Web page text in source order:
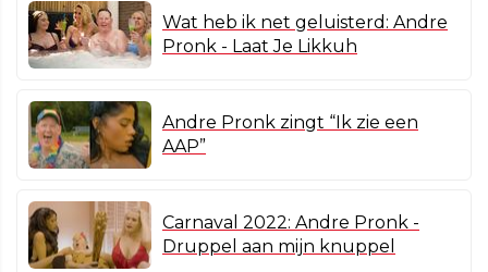
Wat heb ik net geluisterd: Andre
Pronk - Laat Je Likkuh
Andre Pronk zingt “Ik zie een
AAP”
Carnaval 2022: Andre Pronk -
Druppel aan mijn knuppel